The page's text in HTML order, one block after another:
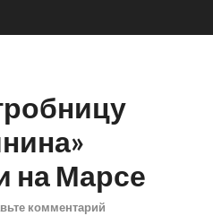
на Марсе
комментарий